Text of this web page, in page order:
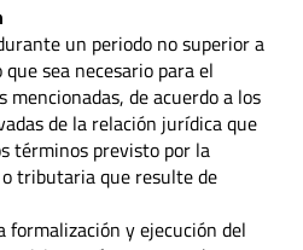
un periodo no superior a
sea necesario para el
de acuerdo a los
de la relación jurídica que
términos previsto por la
tributaria que resulte de
formalización y ejecución del